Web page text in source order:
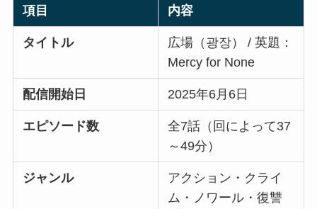
項目 内容
タイトル
広場（광장） / 英題：
Mercy for None
配信開始日 2025年6月6日
エピソード数
全7話（回によって37
～49分）
ジャンル
アクション・クライ
ム・ノワール・復讐